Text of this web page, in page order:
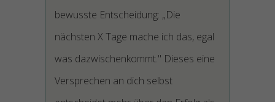
bewusste Entscheidung: „Die
nächsten X Tage mache ich das, egal
was dazwischenkommt." Dieses eine
Versprechen an dich selbst